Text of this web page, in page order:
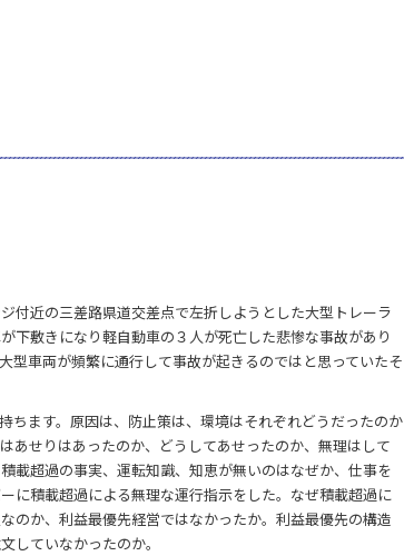
付近の三差路県道交差点で左折しようとした大型トレーラ
下敷きになり軽自動車の３人が死亡した悲惨な事故があり
型車両が頻繁に通行して事故が起きるのではと思っていたそ
ちます。原因は、防止策は、環境はそれぞれどうだったのか
あせりはあったのか、どうしてあせったのか、無理はして
載超過の事実、運転知識、知恵が無いのはなぜか、仕事を
に積載超過による無理な運行指示をした。なぜ積載超過に
のか、利益最優先経営ではなかったか。利益最優先の構造
していなかったのか。